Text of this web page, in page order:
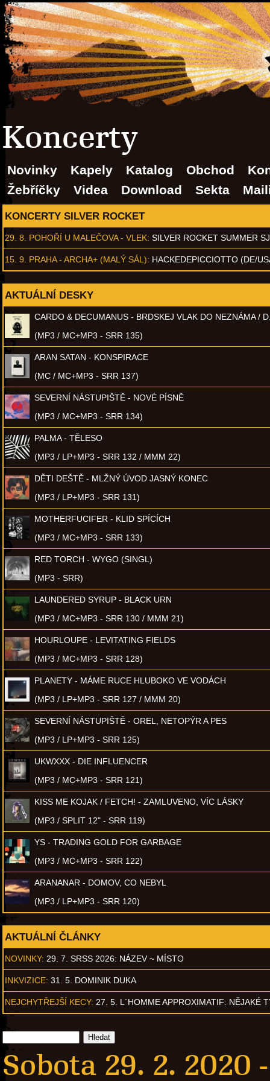
Koncerty
Novinky Kapely Katalog Obchod
Žebříčky
Videa Download Sekta
KONCERTY SILVER ROCKET
29. 8. POHOŘÍ U MALEČOVA - VLEK: SILVER ROCKET SUMMER
15. 9. PRAHA - ARCHA+ (MALÝ SÁL): HACKEDEPICCIOTTO (DE/
AKTUÁLNÍ DESKY
CARDO & DECUMANUS - BRDSKEJ VLAK DO NEZNÁMA /
(MP3 / MC+MP3 - SRR 135)
ARAN SATAN - KONSPIRACE
(MC / MC+MP3 - SRR 137)
SEVERNÍ NÁSTUPIŠTĚ - NOVÉ PÍSNĚ
(MP3 / MC+MP3 - SRR 134)
PALMA - TĚLESO
(MP3 / LP+MP3 - SRR 132 / MMM 22)
DĚTI DEŠTĚ - MLŽNÝ ÚVOD JASNÝ KONEC
(MP3 / LP+MP3 - SRR 131)
MOTHERFUCIFER - KLID SPÍCÍCH
(MP3 / MC+MP3 - SRR 133)
RED TORCH - WYGO (SINGL)
(MP3 - SRR)
LAUNDERED SYRUP - BLACK URN
(MP3 / MC+MP3 - SRR 130 / MMM 21)
HOURLOUPE - LEVITATING FIELDS
(MP3 / MC+MP3 - SRR 128)
PLANETY - MÁME RUCE HLUBOKO VE VODÁCH
(MP3 / LP+MP3 - SRR 127 / MMM 20)
SEVERNÍ NÁSTUPIŠTĚ - OREL, NETOPÝR A PES
(MP3 / LP+MP3 - SRR 125)
UKWXXX - DIE INFLUENCER
(MP3 / MC+MP3 - SRR 121)
KISS ME KOJAK / FETCH! - ZAMLUVENO, VÍC LÁSKY
(MP3 / SPLIT 12" - SRR 119)
YS - TRADING GOLD FOR GARBAGE
(MP3 / MC+MP3 - SRR 122)
ARANANAR - DOMOV, CO NEBYL
(MP3 / LP+MP3 - SRR 120)
AKTUÁLNÍ ČLÁNKY
NOVINKY: 29. 7. SRSS 2026: NÁZEV ~ MÍSTO
INKVIZICE: 31. 5. DOMINIK DUKA
NEJCHYTŘEJŠÍ KECY: 27. 5. L´HOMME APPROXIMATIF: NĚJAKÉ
Sobota 29. 2. 2020